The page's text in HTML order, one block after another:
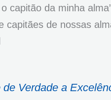
capitão da minha
capitães de nossas
Verdade a